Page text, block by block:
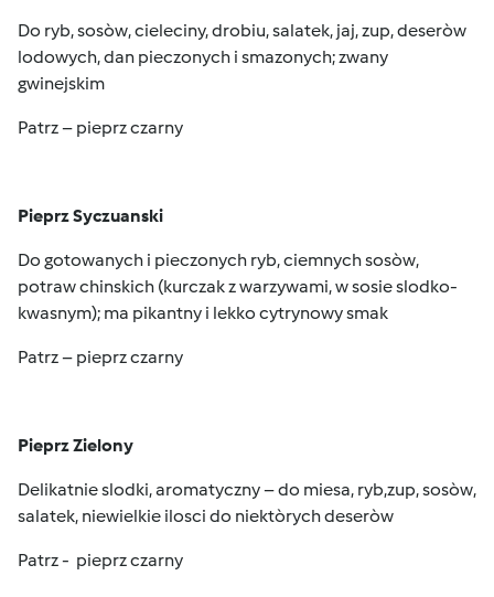
Do ryb, sosòw, cieleciny, drobiu, salatek, jaj, zup, deseròw
lodowych, dan pieczonych i smazonych; zwany
gwinejskim
Patrz – pieprz czarny
Pieprz Syczuanski
Do gotowanych i pieczonych ryb, ciemnych sosòw,
potraw chinskich (kurczak z warzywami, w sosie slodko-
kwasnym); ma pikantny i lekko cytrynowy smak
Patrz – pieprz czarny
Pieprz Zielony
Delikatnie slodki, aromatyczny – do miesa, ryb,zup, sosòw,
salatek, niewielkie ilosci do niektòrych deseròw
Patrz - pieprz czarny